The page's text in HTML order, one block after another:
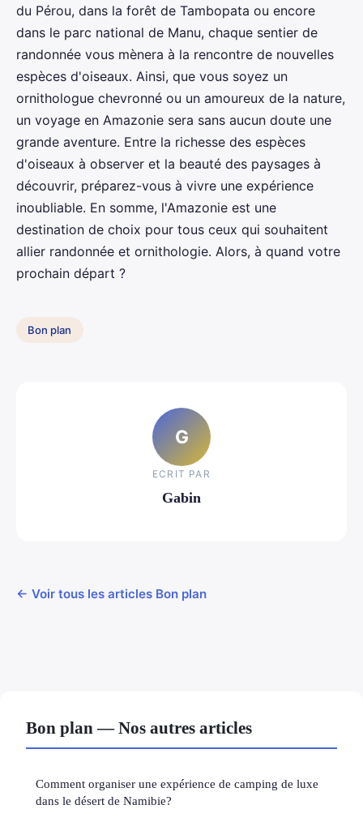
du Pérou, dans la forêt de Tambopata ou encore
dans le parc national de Manu, chaque sentier de
randonnée vous mènera à la rencontre de nouvelles
espèces d'oiseaux. Ainsi, que vous soyez un
ornithologue chevronné ou un amoureux de la nature,
un voyage en Amazonie sera sans aucun doute une
grande aventure. Entre la richesse des espèces
d'oiseaux à observer et la beauté des paysages à
découvrir, préparez-vous à vivre une expérience
inoubliable. En somme, l'Amazonie est une
destination de choix pour tous ceux qui souhaitent
allier randonnée et ornithologie. Alors, à quand votre
prochain départ ?
Bon plan
G
ECRIT PAR
Gabin
← Voir tous les articles Bon plan
Bon plan — Nos autres articles
Comment organiser une expérience de camping de luxe
dans le désert de Namibie?